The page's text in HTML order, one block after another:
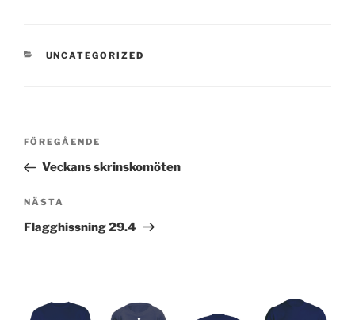
KATEGORIER
UNCATEGORIZED
Inläggsnavigering
Föregående
inlägg
FÖREGÅENDE
Veckans skrinskomöten
Nästa
inlägg
NÄSTA
Flagghissning 29.4